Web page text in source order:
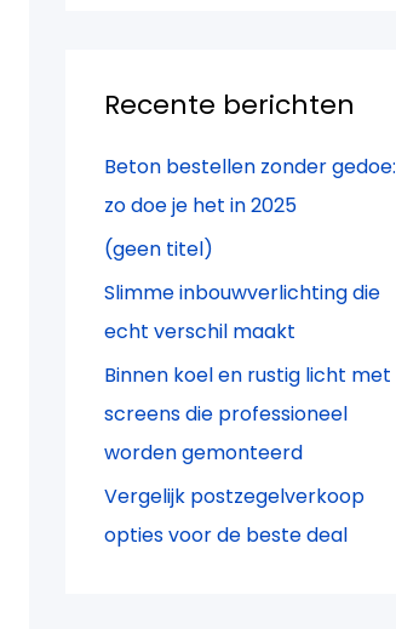
n
a
r
:
Recente berichten
Beton bestellen zonder gedoe:
zo doe je het in 2025
(geen titel)
Slimme inbouwverlichting die
echt verschil maakt
Binnen koel en rustig licht met
screens die professioneel
worden gemonteerd
Vergelijk postzegelverkoop
opties voor de beste deal